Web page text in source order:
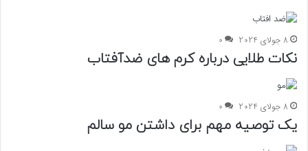
8 جولای 2024 0
نکات طلایی درباره کرم های ضدآفتاب
8 جولای 2024 0
یک توصیه مهم برای داشتن مو سالم